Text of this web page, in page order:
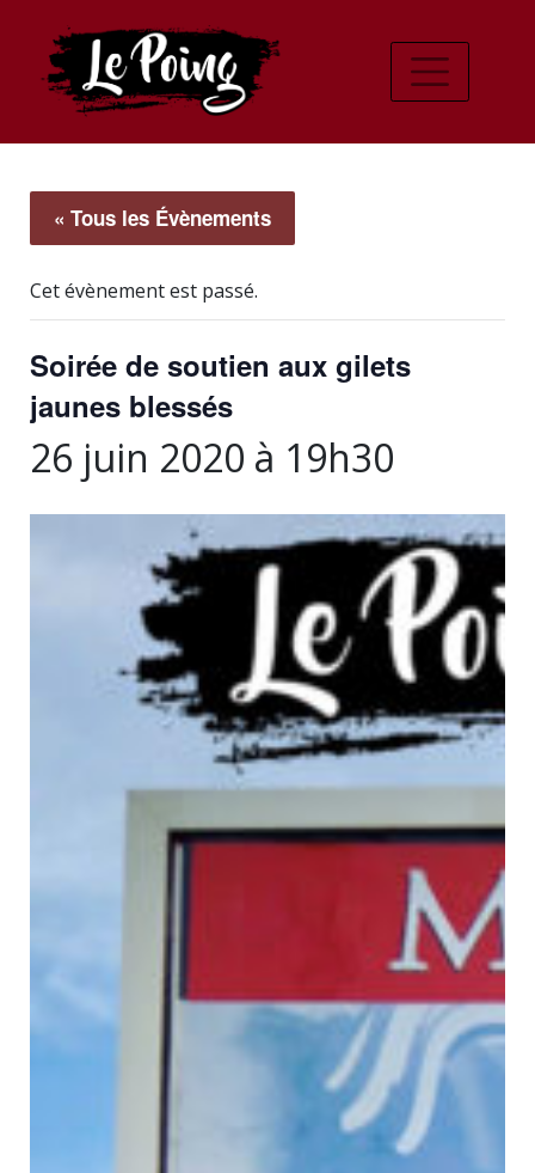
« Tous les Évènements
Cet évènement est passé.
Soirée de soutien aux gilets
jaunes blessés
26 juin 2020 à 19h30